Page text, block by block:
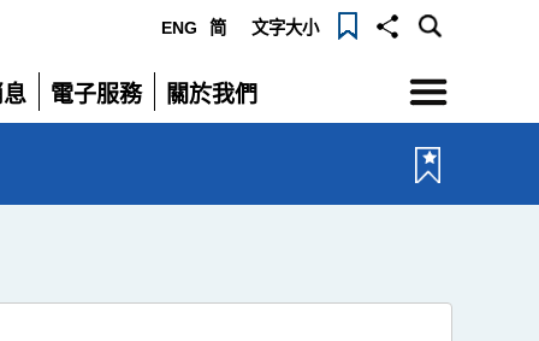
ENG 简 文字大小
電子服務
展
關於我們
展
選
單